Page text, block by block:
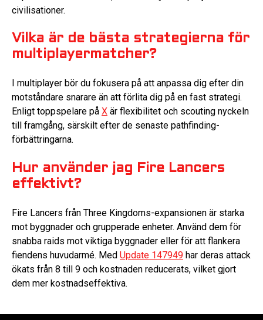
civilisationer.
Vilka är de bästa strategierna för
multiplayermatcher?
I multiplayer bör du fokusera på att anpassa dig efter din
motståndare snarare än att förlita dig på en fast strategi.
Enligt toppspelare på X är flexibilitet och scouting nyckeln
till framgång, särskilt efter de senaste pathfinding-
förbättringarna.
Hur använder jag Fire Lancers
effektivt?
Fire Lancers från Three Kingdoms-expansionen är starka
mot byggnader och grupperade enheter. Använd dem för
snabba raids mot viktiga byggnader eller för att flankera
fiendens huvudarmé. Med Update 147949 har deras attack
ökats från 8 till 9 och kostnaden reducerats, vilket gjort
dem mer kostnadseffektiva.